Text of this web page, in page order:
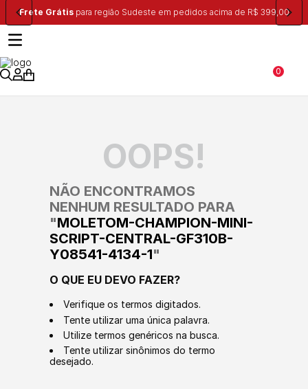
Frete Grátispara região Sudeste em pedidos acima de R$ 399,00
0
OOPS!
NÃO ENCONTRAMOS
NENHUM RESULTADO PARA
"MOLETOM-CHAMPION-MINI-
SCRIPT-CENTRAL-GF310B-
Y08541-4134-1"
O QUE EU DEVO FAZER?
Verifique os termos digitados.
Tente utilizar uma única palavra.
Utilize termos genéricos na busca.
Tente utilizar sinônimos do termo
desejado.